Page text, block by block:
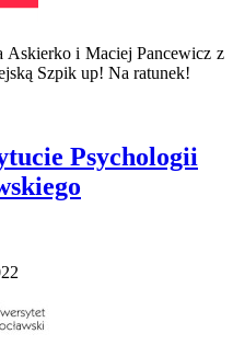
Askierko i Maciej Pancewicz z
Szpik up! Na ratunek!
Psychologii